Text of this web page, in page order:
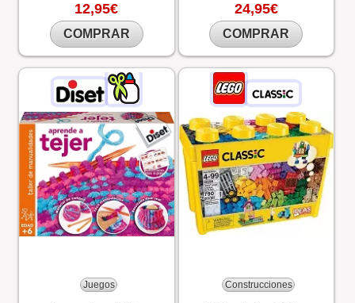
12,95€
COMPRAR
24,95€
COMPRAR
Juegos Construcciones